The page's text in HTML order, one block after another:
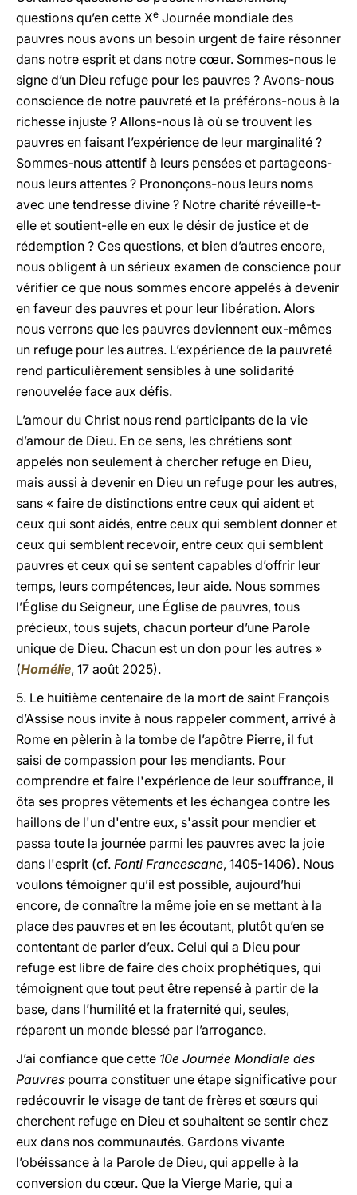
questions qu’en cette Xe Journée mondiale des
pauvres nous avons un besoin urgent de faire résonner
dans notre esprit et dans notre cœur. Sommes-nous le
signe d’un Dieu refuge pour les pauvres ? Avons-nous
conscience de notre pauvreté et la préférons-nous à la
richesse injuste ? Allons-nous là où se trouvent les
pauvres en faisant l’expérience de leur marginalité ?
Sommes-nous attentif à leurs pensées et partageons-
nous leurs attentes ? Prononçons-nous leurs noms
avec une tendresse divine ? Notre charité réveille-t-
elle et soutient-elle en eux le désir de justice et de
rédemption ? Ces questions, et bien d’autres encore,
nous obligent à un sérieux examen de conscience pour
vérifier ce que nous sommes encore appelés à devenir
en faveur des pauvres et pour leur libération. Alors
nous verrons que les pauvres deviennent eux-mêmes
un refuge pour les autres. L’expérience de la pauvreté
rend particulièrement sensibles à une solidarité
renouvelée face aux défis.
L’amour du Christ nous rend participants de la vie
d’amour de Dieu. En ce sens, les chrétiens sont
appelés non seulement à chercher refuge en Dieu,
mais aussi à devenir en Dieu un refuge pour les autres,
sans « faire de distinctions entre ceux qui aident et
ceux qui sont aidés, entre ceux qui semblent donner et
ceux qui semblent recevoir, entre ceux qui semblent
pauvres et ceux qui se sentent capables d’offrir leur
temps, leurs compétences, leur aide. Nous sommes
l’Église du Seigneur, une Église de pauvres, tous
précieux, tous sujets, chacun porteur d’une Parole
unique de Dieu. Chacun est un don pour les autres »
(Homélie, 17 août 2025).
5. Le huitième centenaire de la mort de saint François
d’Assise nous invite à nous rappeler comment, arrivé à
Rome en pèlerin à la tombe de l’apôtre Pierre, il fut
saisi de compassion pour les mendiants. Pour
comprendre et faire l'expérience de leur souffrance, il
ôta ses propres vêtements et les échangea contre les
haillons de l'un d'entre eux, s'assit pour mendier et
passa toute la journée parmi les pauvres avec la joie
dans l'esprit (cf. Fonti Francescane, 1405-1406). Nous
voulons témoigner qu’il est possible, aujourd’hui
encore, de connaître la même joie en se mettant à la
place des pauvres et en les écoutant, plutôt qu’en se
contentant de parler d’eux. Celui qui a Dieu pour
refuge est libre de faire des choix prophétiques, qui
témoignent que tout peut être repensé à partir de la
base, dans l’humilité et la fraternité qui, seules,
réparent un monde blessé par l’arrogance.
J’ai confiance que cette 10e Journée Mondiale des
Pauvres pourra constituer une étape significative pour
redécouvrir le visage de tant de frères et sœurs qui
cherchent refuge en Dieu et souhaitent se sentir chez
eux dans nos communautés. Gardons vivante
l’obéissance à la Parole de Dieu, qui appelle à la
conversion du cœur. Que la Vierge Marie, qui a